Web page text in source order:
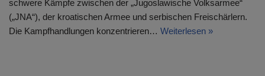
schwere Kämpfe zwischen der „Jugoslawische Volksarmee“
(„JNA“), der kroatischen Armee und serbischen Freischärlern.
Die Kampfhandlungen konzentrieren… Weiterlesen »